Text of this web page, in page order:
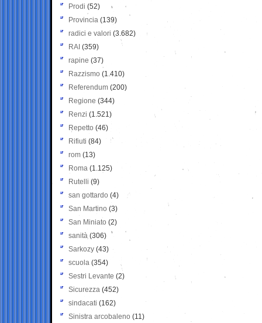
Prodi (52)
Provincia (139)
radici e valori (3.682)
RAI (359)
rapine (37)
Razzismo (1.410)
Referendum (200)
Regione (344)
Renzi (1.521)
Repetto (46)
Rifiuti (84)
rom (13)
Roma (1.125)
Rutelli (9)
san gottardo (4)
San Martino (3)
San Miniato (2)
sanità (306)
Sarkozy (43)
scuola (354)
Sestri Levante (2)
Sicurezza (452)
sindacati (162)
Sinistra arcobaleno (11)